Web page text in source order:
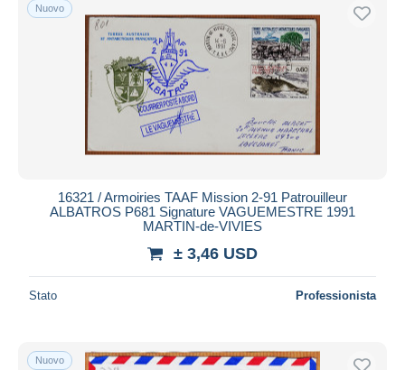
Nuovo
16321 / Armoiries TAAF Mission 2-91 Patrouilleur
ALBATROS P681 Signature VAGUEMESTRE 1991
MARTIN-de-VIVIES
± 3,46 USD
Stato Professionista
Nuovo